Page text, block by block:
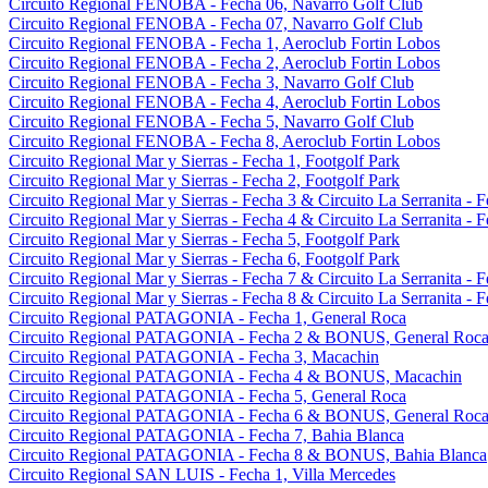
Circuito Regional FENOBA - Fecha 06, Navarro Golf Club
Circuito Regional FENOBA - Fecha 07, Navarro Golf Club
Circuito Regional FENOBA - Fecha 1, Aeroclub Fortin Lobos
Circuito Regional FENOBA - Fecha 2, Aeroclub Fortin Lobos
Circuito Regional FENOBA - Fecha 3, Navarro Golf Club
Circuito Regional FENOBA - Fecha 4, Aeroclub Fortin Lobos
Circuito Regional FENOBA - Fecha 5, Navarro Golf Club
Circuito Regional FENOBA - Fecha 8, Aeroclub Fortin Lobos
Circuito Regional Mar y Sierras - Fecha 1, Footgolf Park
Circuito Regional Mar y Sierras - Fecha 2, Footgolf Park
Circuito Regional Mar y Sierras - Fecha 3 & Circuito La Serranita -
Circuito Regional Mar y Sierras - Fecha 4 & Circuito La Serranita -
Circuito Regional Mar y Sierras - Fecha 5, Footgolf Park
Circuito Regional Mar y Sierras - Fecha 6, Footgolf Park
Circuito Regional Mar y Sierras - Fecha 7 & Circuito La Serranita -
Circuito Regional Mar y Sierras - Fecha 8 & Circuito La Serranita -
Circuito Regional PATAGONIA - Fecha 1, General Roca
Circuito Regional PATAGONIA - Fecha 2 & BONUS, General Roca
Circuito Regional PATAGONIA - Fecha 3, Macachin
Circuito Regional PATAGONIA - Fecha 4 & BONUS, Macachin
Circuito Regional PATAGONIA - Fecha 5, General Roca
Circuito Regional PATAGONIA - Fecha 6 & BONUS, General Roca
Circuito Regional PATAGONIA - Fecha 7, Bahia Blanca
Circuito Regional PATAGONIA - Fecha 8 & BONUS, Bahia Blanca
Circuito Regional SAN LUIS - Fecha 1, Villa Mercedes